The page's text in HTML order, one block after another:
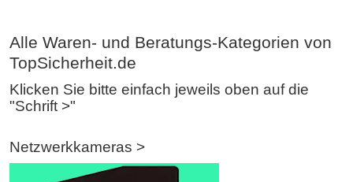
Alle Waren- und Beratungs-Kategorien von
TopSicherheit.de
Klicken Sie bitte einfach jeweils oben auf die
"Schrift >"
Netzwerkkameras >